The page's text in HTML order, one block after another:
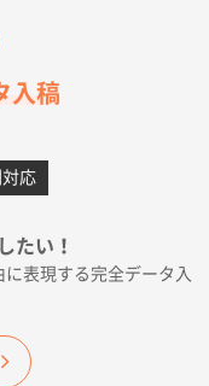
枚
枚
入稿
応
たい！
表現する完全データ入